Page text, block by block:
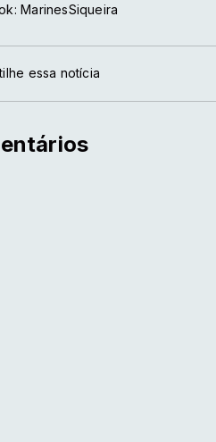
MarinesSiqueira
essa notícia